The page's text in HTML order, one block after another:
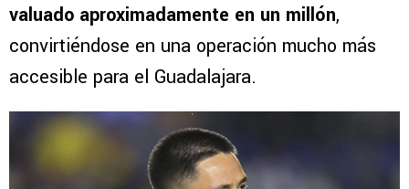
valuado aproximadamente en un millón,
convirtiéndose en una operación mucho más
accesible para el Guadalajara.